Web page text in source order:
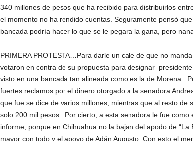
340 millones de pesos que ha recibido para distribuirlos
el momento no ha rendido cuentas. Seguramente pensó
bancada podría hacer lo que se le pegara la gana, pero
PRIMERA PROTESTA…Para darle un cale de que no
votaron en contra de su propuesta para designar
visto en una bancada tan alineada como es la de Morena.
fuertes reclamos por el dinero otorgado a la senadora
que fue se dice de varios millones, mientras que al resto de
solo 200 mil pesos. Por cierto, a esta senadora le fue
informe, porque en Chihuahua no la bajan del apodo de
mayor con todo y el apoyo de Adán Augusto. Con esto el